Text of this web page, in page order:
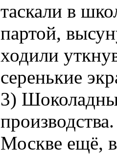
таскали в
партой,
ходили
серенькие
3)
Москве ещё,